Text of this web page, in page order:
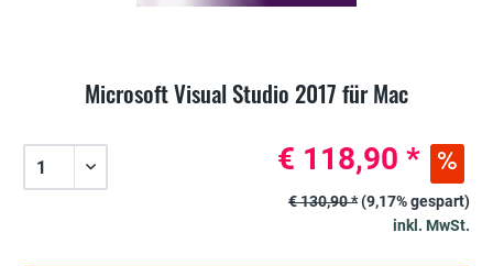
Microsoft Visual Studio 2017 für Mac
€ 118,90 *
€ 130,90 *(9,17% gespart)
inkl. MwSt.